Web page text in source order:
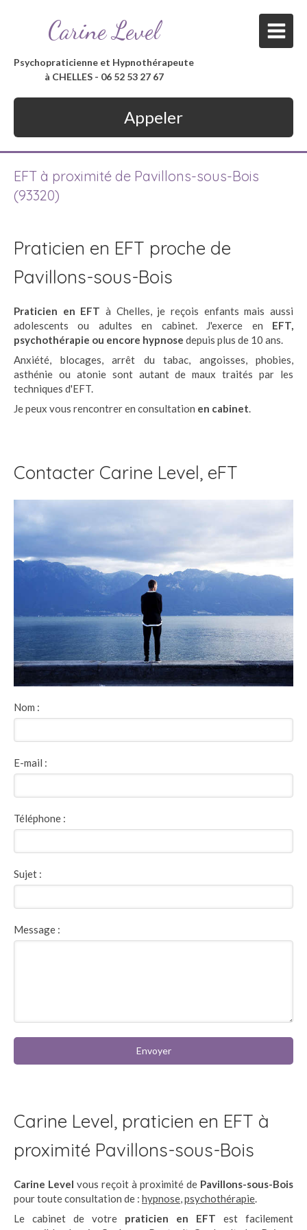
Carine Level
Psychopraticienne et Hypnothérapeute
à CHELLES - 06 52 53 27 67
Appeler
EFT à proximité de Pavillons-sous-Bois
(93320)
Praticien en EFT proche de
Pavillons-sous-Bois
Praticien en EFT à Chelles, je reçois enfants mais aussi
adolescents ou adultes en cabinet. J'exerce en EFT,
psychothérapie ou encore hypnose depuis plus de 10 ans.
Anxiété, blocages, arrêt du tabac, angoisses, phobies,
asthénie ou atonie sont autant de maux traités par les
techniques d'EFT.
Je peux vous rencontrer en consultation en cabinet.
Contacter Carine Level, eFT
Nom :
E-mail :
Téléphone :
Sujet :
Message :
Envoyer
Carine Level, praticien en EFT à
proximité Pavillons-sous-Bois
Carine Level vous reçoit à proximité de Pavillons-sous-Bois
pour toute consultation de : hypnose,psychothérapie.
Le cabinet de votre praticien en EFT est facilement